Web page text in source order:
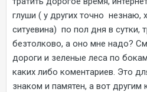
глуши ( у других точно незнаю,
ситуевина) по пол дня в сутки,
безтолково, а оно мне надо?
дороги и зеленые леса по
каких либо коментариев. Это
знаком и памятен, а вот другим